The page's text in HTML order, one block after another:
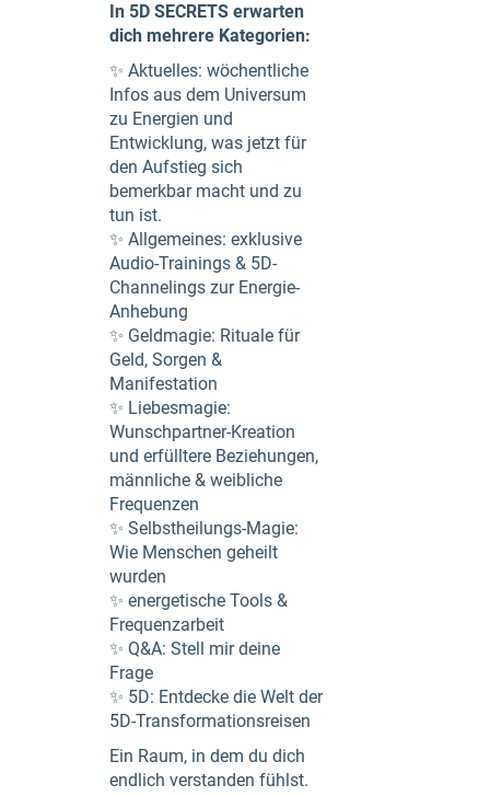
In 5D SECRETS erwarten
dich mehrere Kategorien:
✨ Aktuelles: wöchentliche
Infos aus dem Universum
zu Energien und
Entwicklung, was jetzt für
den Aufstieg sich
bemerkbar macht und zu
tun ist.
✨ Allgemeines: exklusive
Audio-Trainings & 5D-
Channelings zur Energie-
Anhebung
✨ Geldmagie: Rituale für
Geld, Sorgen &
Manifestation
✨ Liebesmagie:
Wunschpartner-Kreation
und erfülltere Beziehungen,
männliche & weibliche
Frequenzen
✨ Selbstheilungs-Magie:
Wie Menschen geheilt
wurden
✨ energetische Tools &
Frequenzarbeit
✨ Q&A: Stell mir deine
Frage
✨ 5D: Entdecke die Welt der
5D-Transformationsreisen
Ein Raum, in dem du dich
endlich verstanden fühlst.